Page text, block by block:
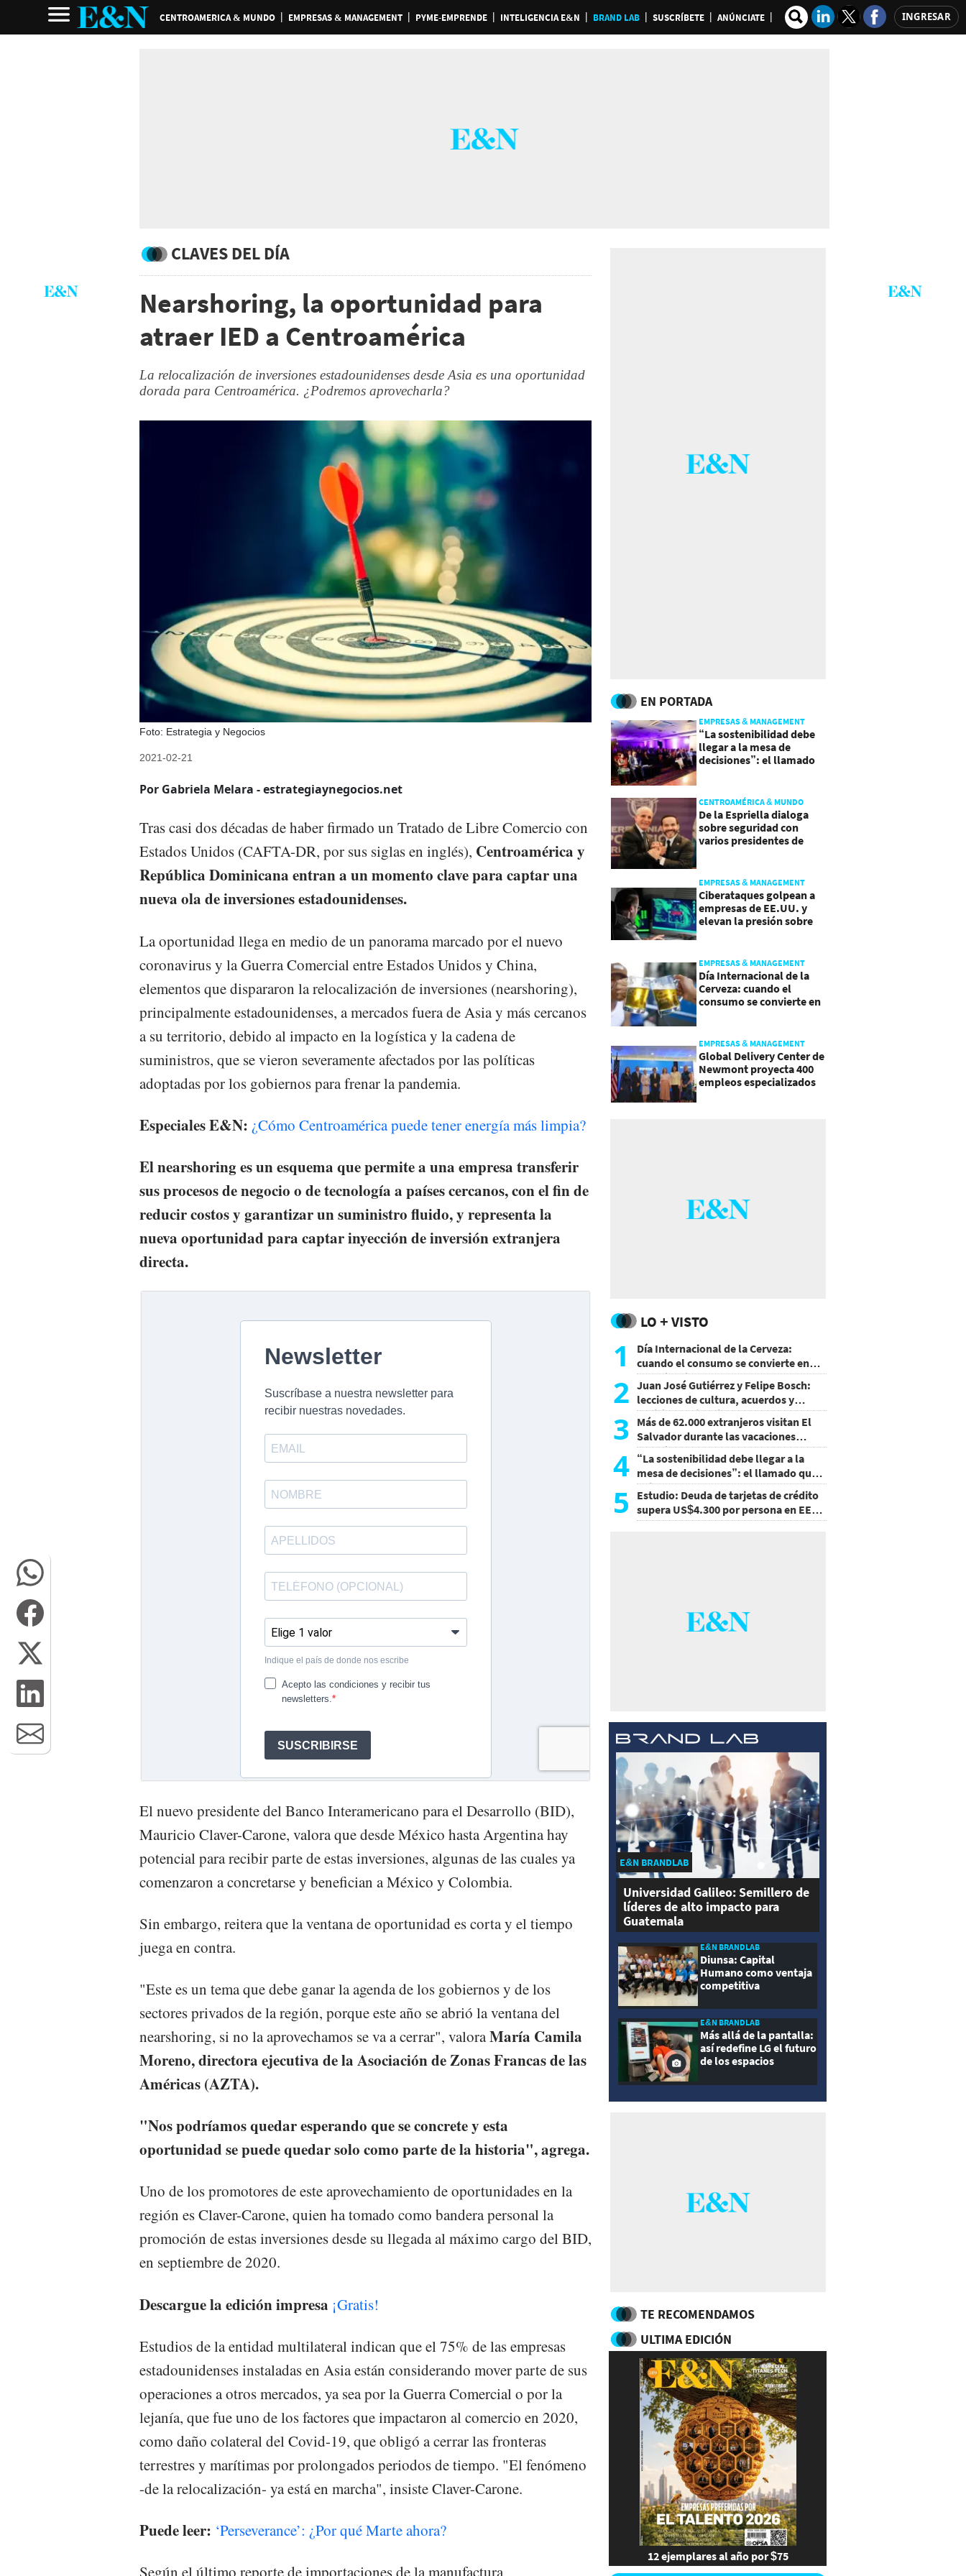
CENTROAMERICA & MUNDO EMPRESAS & MANAGEMENT PYME-EMPRENDE INTELIGENCIA E&N BRAND LAB SUSCRÍBETE ANÚNCIATE INGRESAR
CLAVES DEL DÍA
Nearshoring, la oportunidad para
atraer IED a Centroamérica
La relocalización de inversiones estadounidenses desde Asia es una oportunidad
dorada para Centroamérica. ¿Podremos aprovecharla?
Foto: Estrategia y Negocios
2021-02-21
Por Gabriela Melara - estrategiaynegocios.net
Tras casi dos décadas de haber firmado un Tratado de Libre Comercio con
Estados Unidos (CAFTA-DR, por sus siglas en inglés), Centroamérica y
República Dominicana entran a un momento clave para captar una
nueva ola de inversiones estadounidenses.
La oportunidad llega en medio de un panorama marcado por el nuevo
coronavirus y la Guerra Comercial entre Estados Unidos y China,
elementos que dispararon la relocalización de inversiones (nearshoring),
principalmente estadounidenses, a mercados fuera de Asia y más cercanos
a su territorio, debido al impacto en la logística y la cadena de
suministros, que se vieron severamente afectados por las políticas
adoptadas por los gobiernos para frenar la pandemia.
Especiales E&N: ¿Cómo Centroamérica puede tener energía más limpia?
El nearshoring es un esquema que permite a una empresa transferir
sus procesos de negocio o de tecnología a países cercanos, con el fin de
reducir costos y garantizar un suministro fluido, y representa la
nueva oportunidad para captar inyección de inversión extranjera
directa.
El nuevo presidente del Banco Interamericano para el Desarrollo (BID),
Mauricio Claver-Carone, valora que desde México hasta Argentina hay
potencial para recibir parte de estas inversiones, algunas de las cuales ya
comenzaron a concretarse y benefician a México y Colombia.
Sin embargo, reitera que la ventana de oportunidad es corta y el tiempo
juega en contra.
"Este es un tema que debe ganar la agenda de los gobiernos y de los
sectores privados de la región, porque este año se abrió la ventana del
nearshoring, si no la aprovechamos se va a cerrar", valoraMaría Camila
Moreno, directora ejecutiva de la Asociación de Zonas Francas de las
Américas (AZTA).
"Nos podríamos quedar esperando que se concrete y esta
oportunidad se puede quedar solo como parte de la historia", agrega.
Uno de los promotores de este aprovechamiento de oportunidades en la
región es Claver-Carone, quien ha tomado como bandera personal la
promoción de estas inversiones desde su llegada al máximo cargo del BID,
en septiembre de 2020.
Descargue la edición impresa ¡Gratis!
Estudios de la entidad multilateral indican que el 75% de las empresas
estadounidenses instaladas en Asia están considerando mover parte de sus
operaciones a otros mercados, ya sea por la Guerra Comercial o por la
lejanía, que fue uno de los factores que impactaron al comercio en 2020,
como daño colateral del Covid-19, que obligó a cerrar las fronteras
terrestres y marítimas por prolongados periodos de tiempo. "El fenómeno
-de la relocalización- ya está en marcha", insiste Claver-Carone.
Puede leer: ‘Perseverance’: ¿Por qué Marte ahora?
Según el último reporte de importaciones de la manufactura
EN PORTADA
EMPRESAS & MANAGEMENT
“La sostenibilidad debe
llegar a la mesa de
decisiones”: el llamado
CENTROAMÉRICA & MUNDO
De la Espriella dialoga
sobre seguridad con
varios presidentes de
EMPRESAS & MANAGEMENT
Ciberataques golpean a
empresas de EE.UU. y
elevan la presión sobre
EMPRESAS & MANAGEMENT
Día Internacional de la
Cerveza: cuando el
consumo se convierte en
EMPRESAS & MANAGEMENT
Global Delivery Center de
Newmont proyecta 400
empleos especializados
LO + VISTO
1
Día Internacional de la Cerveza:
cuando el consumo se convierte en
experiencia
2 Juan José Gutiérrez y Felipe Bosch:
lecciones de cultura, acuerdos y
decisiones sin miedo
3 Más de 62.000 extranjeros visitan El
Salvador durante las vacaciones
agostinas
4 “La sostenibilidad debe llegar a la
mesa de decisiones”: el llamado que
deja CentraRSE
5
Estudio: Deuda de tarjetas de crédito
supera US$4.300 por persona en EE.
UU.
E&N BRANDLAB
Universidad Galileo: Semillero de
líderes de alto impacto para
Guatemala
E&N BRANDLAB
Diunsa: Capital
Humano como ventaja
competitiva
E&N BRANDLAB
Más allá de la pantalla:
así redefine LG el futuro
de los espacios
TE RECOMENDAMOS
ULTIMA EDICIÓN
12 ejemplares al año por $75